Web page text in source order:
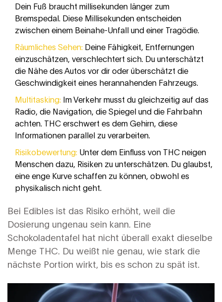
Dein Fuß braucht millisekunden länger zum
Bremspedal. Diese Millisekunden entscheiden
zwischen einem Beinahe-Unfall und einer Tragödie.
Räumliches Sehen: Deine Fähigkeit, Entfernungen
einzuschätzen, verschlechtert sich. Du unterschätzt
die Nähe des Autos vor dir oder überschätzt die
Geschwindigkeit eines herannahenden Fahrzeugs.
Multitasking: Im Verkehr musst du gleichzeitig auf das
Radio, die Navigation, die Spiegel und die Fahrbahn
achten. THC erschwert es dem Gehirn, diese
Informationen parallel zu verarbeiten.
Risikobewertung: Unter dem Einfluss von THC neigen
Menschen dazu, Risiken zu unterschätzen. Du glaubst,
eine enge Kurve schaffen zu können, obwohl es
physikalisch nicht geht.
Bei Edibles ist das Risiko erhöht, weil die
Dosierung ungenau sein kann. Eine
Schokoladentafel hat nicht überall exakt dieselbe
Menge THC. Du weißt nie genau, wie stark die
nächste Portion wirkt, bis es schon zu spät ist.